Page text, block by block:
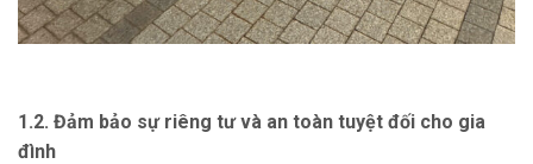
1.2. Đảm bảo sự riêng tư và an toàn tuyệt đối cho gia
đình